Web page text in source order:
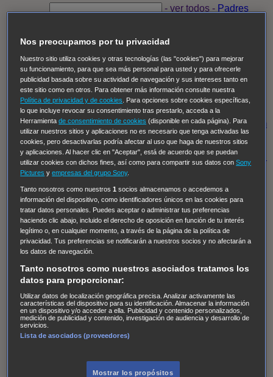
- ver todos - Padres
Despedida Salvaje Despedida Salvaje
Thomas, el ojo del FBI Pan Am Dawson crece
Insomnia El Guardián The Blacklist Cinco en familia
Hudson & Rex Diez libras y un sueño Mr Loverman
Regreso al futuro III NUEVE CUERPOS Los últimos
caballeros Tormenta infinita Sing Street Cobra Kai
Tom
y Lola High Country Los casos de Susan Ryeland:
Moonflower Murders Twisted Metal Mentes Criminales:
Evolution Terapia de Choque
Hailey Dean Without Sin: Libre de Culpa Morbius
NCIS: Nueva Orleans
Pandora En fuera de juego
The Shield: Al margen de la ley Duplicated Preacher
The Killing Kind Intersecciones DOC Bite Club
Chicago Fire
de personas desaparecidas Mad Dogs La Sustituta
Ladrón de guante blanco
AXN Masters of Sex Three Pines Accused CarterAlice
Nevers Crossing Lines Einstein Sobrenatural Cómo
defender a un asesino
Reckoning: Ajuste de Cuentas
Nos preocupamos por tu privacidad
Nuestro sitio utiliza cookies y otras tecnologías (las "cookies") para mejorar
su funcionamiento, para que sea más personal para usted y para ofrecerle
publicidad basada sobre su actividad de navegación y sus intereses tanto en
este sitio como en otros. Para obtener más información consulte nuestra
Política de privacidad y de cookies
. Para opciones sobre cookies específicas,
lo que incluye revocar su consentimiento tras prestarlo, acceda a la
Herramientade consentimiento de cookies (disponible en cada página). Para
utilizar nuestros sitios y aplicaciones no es necesario que tenga activadas las
cookies, pero desactivarlas podría afectar al uso que haga de nuestros sitios
y aplicaciones. Al hacer clic en "Aceptar", está de acuerdo que se puedan
utilizar cookies con dichos fines, así como para compartir sus datos conSony
Pictures yempresas del grupo Sony.
Tanto nosotros como nuestros1 socios almacenamos o accedemos a
información del dispositivo, como identificadores únicos en las cookies para
tratar datos personales. Puedes aceptar o administrar tus preferencias
haciendo clic abajo, incluido el derecho de oposición en función de tu interés
legítimo o, en cualquier momento, a través de la página de la política de
privacidad. Tus preferencias se notificarán a nuestros socios y no afectarán a
los datos de navegación.
Tanto nosotros como nuestros asociados tratamos los
datos para proporcionar:
Utilizar datos de localización geográfica precisa. Analizar activamente las
características del dispositivo para su identificación. Almacenar la información
en un dispositivo y/o acceder a ella. Publicidad y contenido personalizados,
medición de publicidad y contenido, investigación de audiencia y desarrollo de
servicios.
Lista de asociados (proveedores)
Mostrar los propósitos